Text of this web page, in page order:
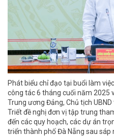
Phát biểu chỉ đạo tại buổi làm
công tác 6 tháng cuối năm 2025
Trung ương Đảng, Chủ tịch
Triết đề nghị đơn vị tập trung
đến các quy hoạch, các dự án
triển thành phố Đà Nẵng sau sáp